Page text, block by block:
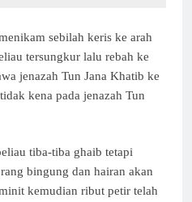
sebilah keris ke arah
tersungkur lalu rebah ke
jenazah Tun Jana Khatib ke
kena pada jenazah Tun
tiba-tiba ghaib tetapi
bingung dan hairan akan
kemudian ribut petir telah